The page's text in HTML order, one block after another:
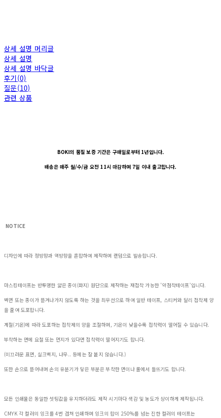
상세 설명 머리글
상세 설명
상세 설명 바닥글
후기(0)
질문(10)
관련 상품
BOKI의 품질 보증 기간은 구매일로부터 1년입니다.
배송은 매주 월/수/금 오전 11시 마감하며 7일 이내 출고합니다.
NOTICE
디자인에 따라 정방향과 역방향을 혼합하여 제작하며 랜덤으로 발송합니다.
마스킹테이프는 반투명한 얇은 종이(화지) 원단으로 제작하는 재접착 가능한 '약점착테이프'입니다.
벽면 또는 종이가 뜯겨나가지 않도록 하는 것을 최우선으로 하여 일반 테이프, 스티커와 달리 접착제 양
을 줄여 도포합니다.
계절(기온)에 따라 도포하는 접착제의 양을 조절하며, 기온이 낮을수록 접착력이 떨어질 수 있습니다.
부착하는 면에 요철 또는 먼지가 있다면 접착력이 떨어지기도 합니다.
(미끄러운 표면, 실크벽지, 나무.. 등에는 잘 붙지 않습니다.)
또한 손으로 뜯어내며 손의 유분기가 닿은 부분은 부착한 면이나 롤에서 들뜨기도 합니다.
모든 인쇄물은 동일한 셋팅값을 유지하더라도 제작 시기마다 색감 및 농도가 상이하게 제작됩니다.
CMYK 각 컬러의 잉크를 4번 겹쳐 인쇄하며 잉크의 합이 250%를 넘는 진한 컬러의 테이프는